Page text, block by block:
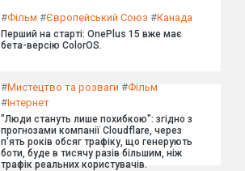
#Фільм #Європейський Союз #Канада
Перший на старті: OnePlus 15 вже має
бета-версію ColorOS.
#Мистецтво та розваги #Фільм
#Інтернет
"Люди стануть лише похибкою": згідно з
прогнозами компанії Cloudflare, через
п'ять років обсяг трафіку, що генерують
боти, буде в тисячу разів більшим, ніж
трафік реальних користувачів.